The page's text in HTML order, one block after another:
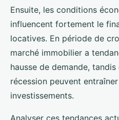
Ensuite, les conditions
influencent fortement le
locatives. En période de
marché immobilier a
hausse de demande,
récession peuvent
investissements.